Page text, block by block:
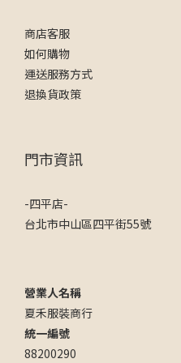
商店客服
如何購物
運送服務方式
退換貨政策
門市資訊
-四平店-
台北市中山區四平街55號
營業人名稱
夏禾服裝商行
統一編號
88200290